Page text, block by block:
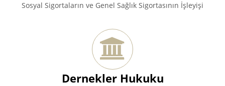
Sosyal Sigortaların ve Genel Sağlık Sigortasının İşleyişi
Dernekler Hukuku